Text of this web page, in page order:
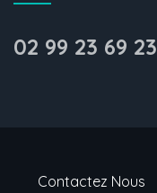
02 99 23 69 23
Contactez Nous